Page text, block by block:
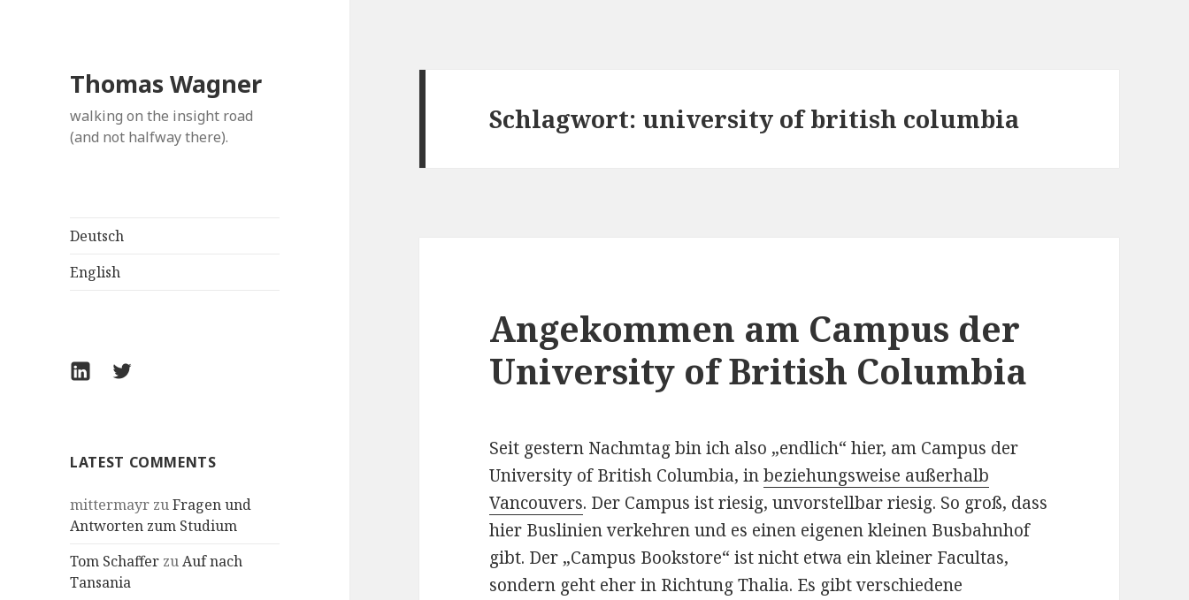
Thomas Wagner
walking on the insight road
(and not halfway there).
Deutsch
English
LinkedInTwitter
LATEST COMMENTS
mittermayr zuFragen und
Antworten zum Studium
Tom Schaffer zuAuf nach
Tansania
Schlagwort: university of british columbia
Angekommen am Campus der
University of British Columbia
Seit gestern Nachmtag bin ich also „endlich“ hier, am Campus der
University of British Columbia, inbeziehungsweise außerhalb
Vancouvers. Der Campus ist riesig, unvorstellbar riesig. So groß, dass
hier Buslinien verkehren und es einen eigenen kleinen Busbahnhof
gibt. Der „Campus Bookstore“ ist nicht etwa ein kleiner Facultas,
sondern geht eher in Richtung Thalia. Es gibt verschiedene